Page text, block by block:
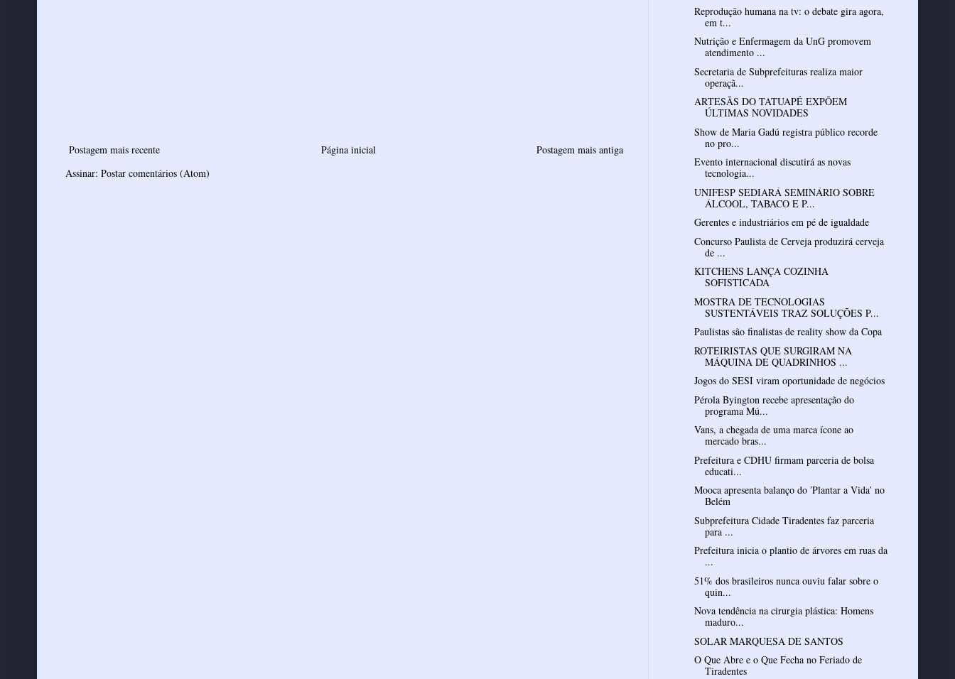
Postagem mais recente Postagem mais antiga
Página inicial
Assinar: Postar comentários (Atom)
Reprodução humana na tv: o debate gira agora,
em t...
Nutrição e Enfermagem da UnG promovem
atendimento ...
Secretaria de Subprefeituras realiza maior
operaçã...
ARTESÃS DO TATUAPÉ EXPÕEM
ÚLTIMAS NOVIDADES
Show de Maria Gadú registra público recorde
no pro...
Evento internacional discutirá as novas
tecnologia...
UNIFESP SEDIARÁ SEMINÁRIO SOBRE
ÁLCOOL, TABACO E P...
Gerentes e industriários em pé de igualdade
Concurso Paulista de Cerveja produzirá cerveja
de ...
KITCHENS LANÇA COZINHA
SOFISTICADA
MOSTRA DE TECNOLOGIAS
SUSTENTÁVEIS TRAZ SOLUÇÕES P...
Paulistas são finalistas de reality show da Copa
ROTEIRISTAS QUE SURGIRAM NA
MÁQUINA DE QUADRINHOS ...
Jogos do SESI viram oportunidade de negócios
Pérola Byington recebe apresentação do
programa Mú...
Vans, a chegada de uma marca ícone ao
mercado bras...
Prefeitura e CDHU firmam parceria de bolsa
educati...
Mooca apresenta balanço do ′Plantar a Vida′ no
Belém
Subprefeitura Cidade Tiradentes faz parceria
para ...
Prefeitura inicia o plantio de árvores em ruas da
...
51% dos brasileiros nunca ouviu falar sobre o
quin...
Nova tendência na cirurgia plástica: Homens
maduro...
SOLAR MARQUESA DE SANTOS
O Que Abre e o Que Fecha no Feriado de
Tiradentes